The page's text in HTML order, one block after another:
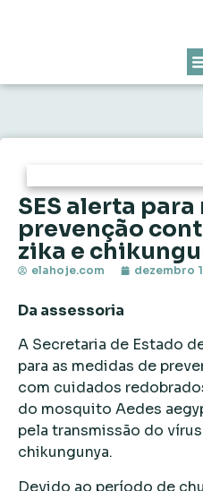
SES alerta
prevenção
zika e
elahoje.com dezembro
Da assessoria
A Secretaria de Estado
para as medidas de
com cuidados
do mosquito Aedes
pela transmissão do
chikungunya.
Devido ao período de